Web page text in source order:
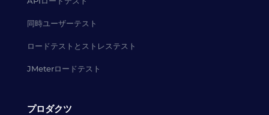
同時ユーザーテスト
ロードテストとストレステスト
JMeterロードテスト
プロダクツ